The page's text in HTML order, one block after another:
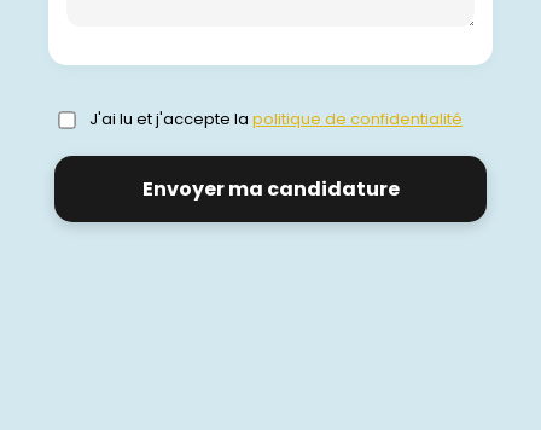
J'ai lu et j'accepte la politique de confidentialité
Envoyer ma candidature